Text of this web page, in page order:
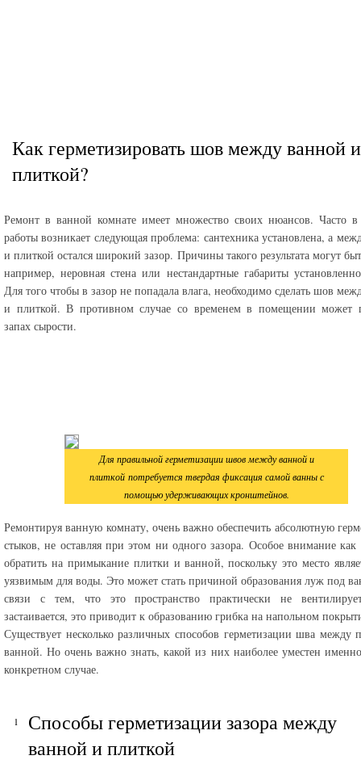
Как герметизировать шов между ванной и
плиткой?
Ремонт в ванной комнате имеет множество своих нюансов. Часто в
работы возникает следующая проблема: сантехника установлена, а
и плиткой остался широкий зазор. Причины такого результата могут
например, неровная стена или нестандартные габариты
Для того чтобы в зазор не попадала влага, необходимо сделать шов
и плиткой. В противном случае со временем в помещении может
запах сырости.
Для правильной герметизации швов между ванной и
плиткой потребуется твердая фиксация самой ванны с
помощью удерживающих кронштейнов.
Ремонтируя ванную комнату, очень важно обеспечить абсолютную
стыков, не оставляя при этом ни одного зазора. Особое внимание как
обратить на примыкание плитки и ванной, поскольку это место
уязвимым для воды. Это может стать причиной образования луж под
связи с тем, что это пространство практически не
застаивается, это приводит к образованию грибка на напольном
Существует несколько различных способов герметизации шва между
ванной. Но очень важно знать, какой из них наиболее уместен
конкретном случае.
Способы герметизации зазора между
ванной и плиткой